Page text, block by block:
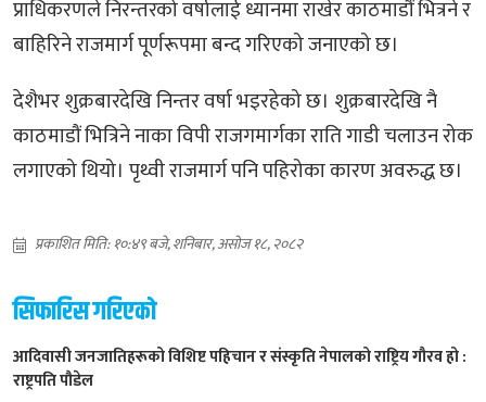
प्राधिकरणले निरन्तरको वर्षालाई ध्यानमा राखेर काठमाडौं भित्रने र
बाहिरिने राजमार्ग पूर्णरूपमा बन्द गरिएको जनाएको छ।
देशैभर शुक्रबारदेखि निन्तर वर्षा भइरहेको छ। शुक्रबारदेखि नै
काठमाडौं भित्रिने नाका विपी राजगमार्गका राति गाडी चलाउन रोक
लगाएको थियो। पृथ्वी राजमार्ग पनि पहिरोका कारण अवरुद्ध छ।
प्रकाशित मिति: १०:४९ बजे, शनिबार, असोज १८, २०८२
सिफारिस गरिएको
आदिवासी जनजातिहरूको विशिष्ट पहिचान र संस्कृति नेपालको राष्ट्रिय गौरव हो :
राष्ट्रपति पौडेल